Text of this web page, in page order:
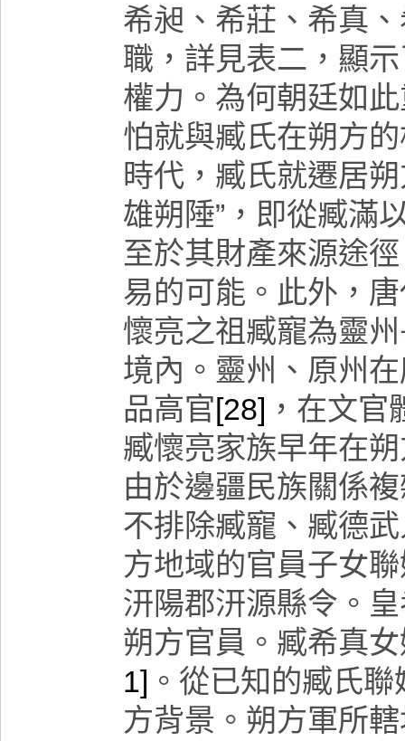
希昶、希莊、希真
職，詳見表二，顯
權力。為何朝廷如
怕就與臧氏在朔方
時代，臧氏就遷居
雄朔陲”，即從臧滿
至於其財產來源途
易的可能。此外，
懷亮之祖臧寵為靈
境內。靈州、原州
品高官[28] ，在文
臧懷亮家族早年在
由於邊疆民族關係
不排除臧寵、臧德
方地域的官員子女
汧陽郡汧源縣令。
朔方官員。臧希真
1] 。從已知的臧氏聯
方背景。朔方軍所